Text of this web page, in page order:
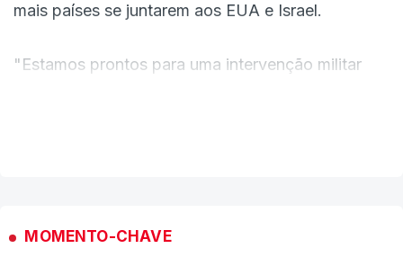
mais países se juntarem aos EUA e Israel.
"Estamos prontos para uma intervenção militar
República Islâmica", afirmou o porta-voz do
MOMENTO-CHAVE